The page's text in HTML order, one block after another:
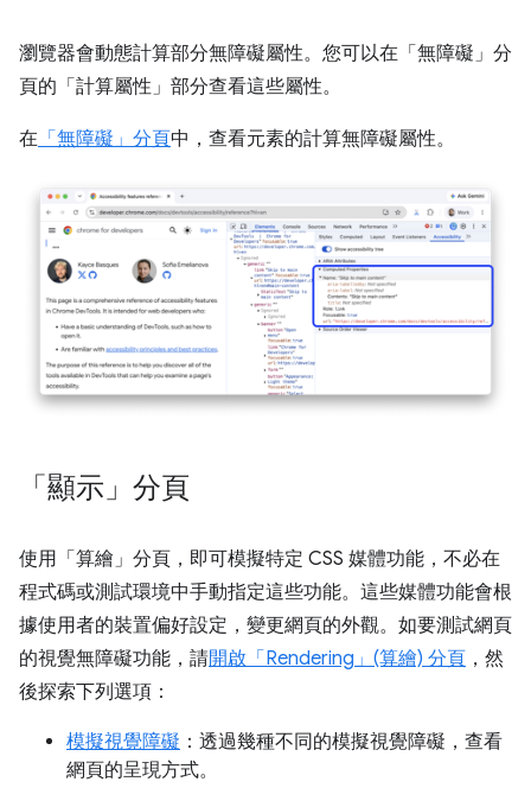
瀏覽器會動態計算部分無障礙屬性。您可以在「無障礙」分
頁的「計算屬性」部分查看這些屬性。
在 「無障礙」分頁中，查看元素的計算無障礙屬性。
「顯示」分頁
使用「算繪」 分頁，即可模擬特定 CSS 媒體功能，不必在
程式碼或測試環境中手動指定這些功能。這些媒體功能會根
據使用者的裝置偏好設定，變更網頁的外觀。如要測試網頁
的視覺無障礙功能，請開啟「Rendering」(算繪) 分頁 ，然
後探索下列選項：
模擬視覺障礙 ：透過幾種不同的模擬視覺障礙，查看
網頁的呈現方式。